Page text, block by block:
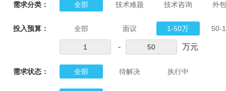
需求分类： 全部 技术难题 技术咨询 外
投入预算： 全部 面议 1-50万 50-
- 万元
需求状态： 全部 待解决 执行中